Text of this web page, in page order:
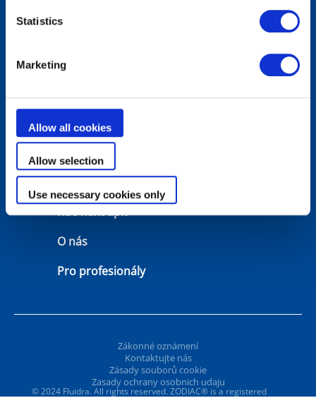
Statistics
Marketing
Allow all cookies
Allow selection
Use necessary cookies only
Uklízecí roboti
Odvlhčování vzduchu
Řešení
Podpora
Záruka
Kontaktujte nás
Kde nakoupit
O nás
Pro profesionály
Zákonné oznámení
Kontaktujte nás
Zásady souborů cookie
Zasady ochrany osobnich udaju
© 2024 Fluidra. All rights reserved. ZODIAC® is a registered